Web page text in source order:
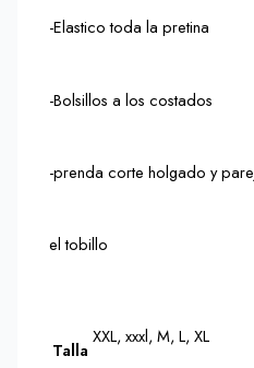
-Elastico toda la pretina
-Bolsillos a los costados
-prenda corte holgado y
el tobillo
Talla
XXL, xxxl, M, L, XL